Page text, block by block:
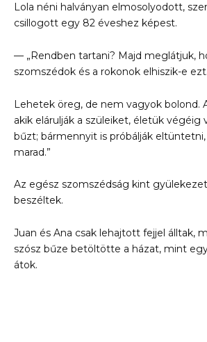
Lola néni halványan elmosolyodott,
csillogott egy 82 éveshez képest.
— „Rendben tartani? Majd meglátjuk,
szomszédok és a rokonok elhiszik-e ezt.
Lehetek öreg, de nem vagyok bolond.
akik elárulják a szüleiket, életük végéig
bűzt; bármennyit is próbálják
marad.”
Az egész szomszédság kint
beszéltek.
Juan és Ana csak lehajtott fejjel álltak,
szósz bűze betöltötte a házat, mint
átok.